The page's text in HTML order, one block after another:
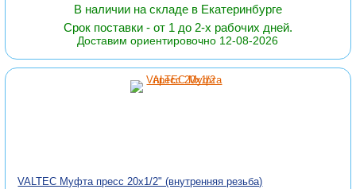
В наличии на складе в Екатеринбурге
Срок поставки - от 1 до 2-х рабочих дней.
Доставим ориентировочно 12-08-2026
VALTEC Муфта пресс 20х1/2" (внутренняя резьба)